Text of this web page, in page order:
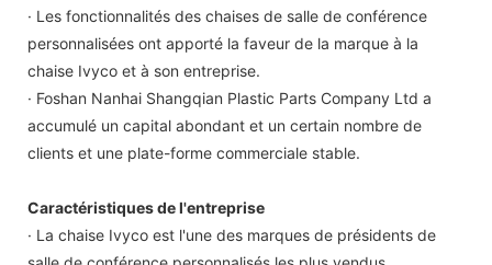
· Les fonctionnalités des chaises de salle de conférence
personnalisées ont apporté la faveur de la marque à la
chaise Ivyco et à son entreprise.
· Foshan Nanhai Shangqian Plastic Parts Company Ltd a
accumulé un capital abondant et un certain nombre de
clients et une plate-forme commerciale stable.
Caractéristiques de l'entreprise
· La chaise Ivyco est l'une des marques de présidents de